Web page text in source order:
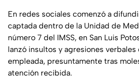
En redes sociales comenzó a
captada dentro de la Unidad de
número 7 del IMSS, en San Luis
lanzó insultos y agresiones verbales
empleada, presuntamente tras
atención recibida.